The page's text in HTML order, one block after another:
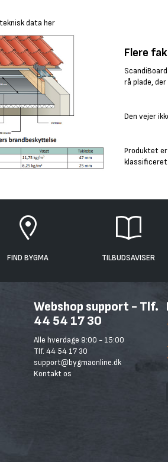
data her
Flere
rå plade,
Den vejer
Produktet
klassificeret
FIND BYGMA TILBUDSAVISER
Webshop support - Tlf.
44 54 17 30
Alle hverdage 9:00 - 15:00
Tlf. 44 54 17 30
support@bygmaonline.dk
Kontakt os